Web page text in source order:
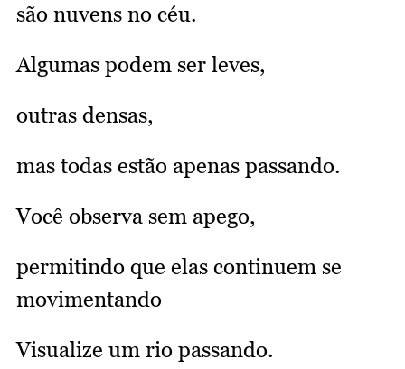
são nuvens no céu.
Algumas podem ser leves,
outras densas,
mas todas estão apenas passando.
Você observa sem apego,
permitindo que elas continuem se
movimentando
Visualize um rio passando.